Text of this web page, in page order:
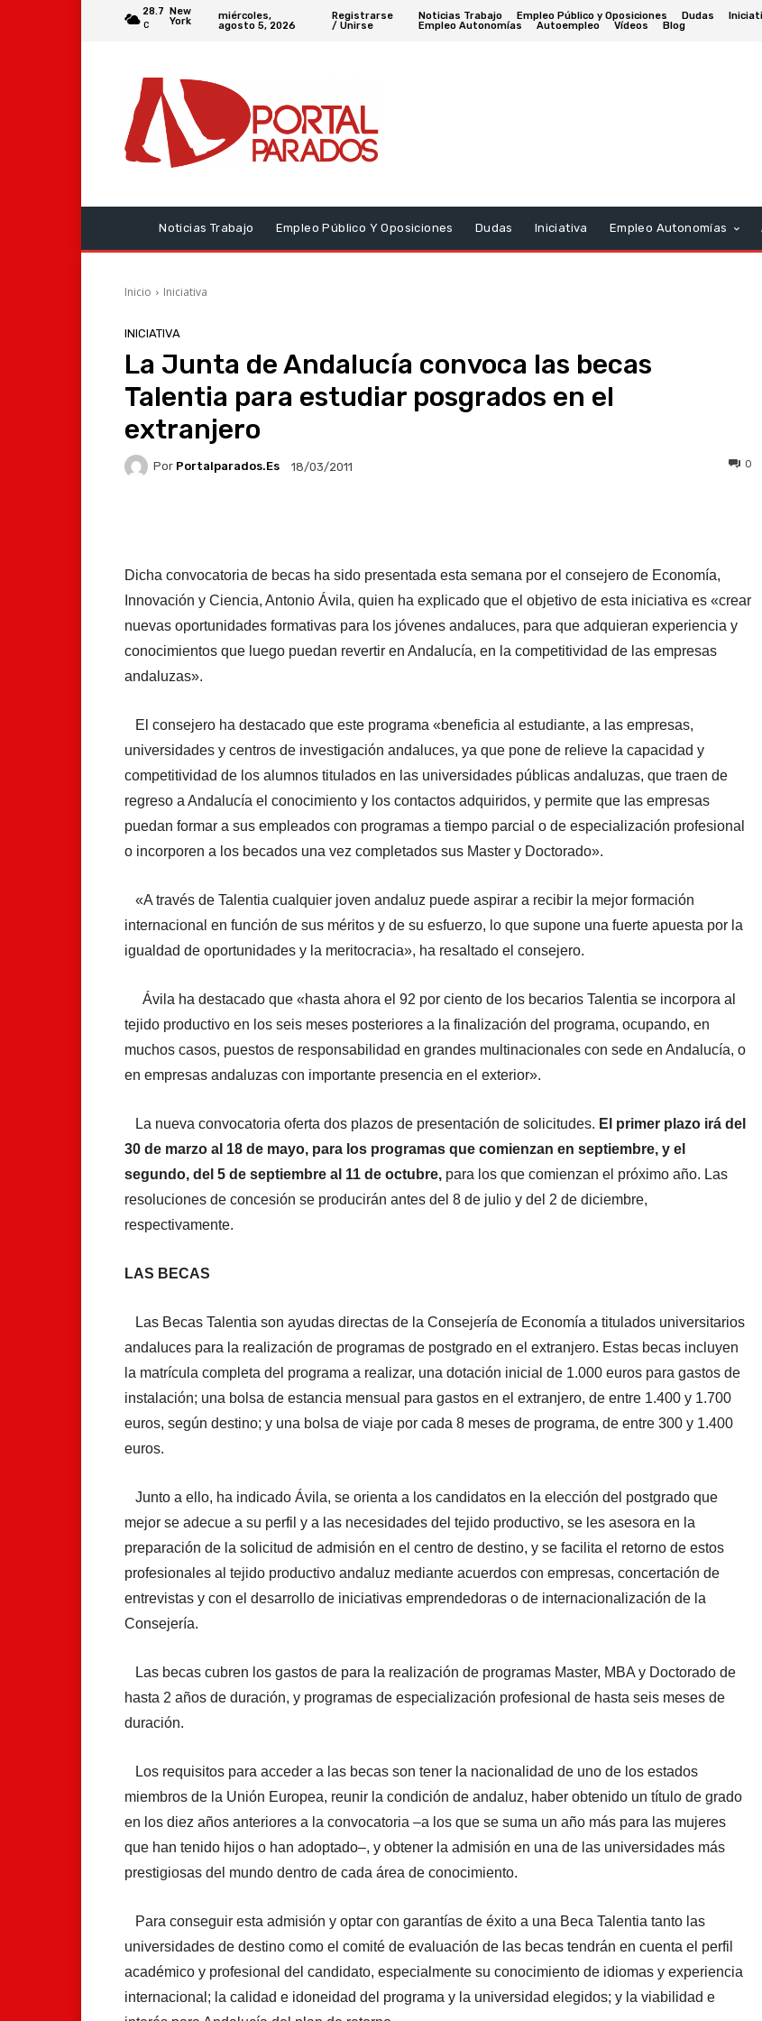
28.7
C
New
York
miércoles,
agosto 5, 2026
Registrarse
/ Unirse
Noticias Trabajo Empleo Público y Oposiciones Dudas
Empleo Autonomías
Autoempleo Vídeos Blog
Noticias Trabajo Empleo Público Y Oposiciones Dudas Iniciativa Empleo Autonomías
Inicio Iniciativa
INICIATIVA
La Junta de Andalucía convoca las becas
Talentia para estudiar posgrados en el
extranjero
Por Portalparados.es 18/03/2011 0
Dicha convocatoria de becas ha sido presentada esta semana por el consejero de Economía,
Innovación y Ciencia, Antonio Ávila, quien ha explicado que el objetivo de esta iniciativa es «crear
nuevas oportunidades formativas para los jóvenes andaluces, para que adquieran experiencia y
conocimientos que luego puedan revertir en Andalucía, en la competitividad de las empresas
andaluzas».
El consejero ha destacado que este programa «beneficia al estudiante, a las empresas,
universidades y centros de investigación andaluces, ya que pone de relieve la capacidad y
competitividad de los alumnos titulados en las universidades públicas andaluzas, que traen de
regreso a Andalucía el conocimiento y los contactos adquiridos, y permite que las empresas
puedan formar a sus empleados con programas a tiempo parcial o de especialización profesional
o incorporen a los becados una vez completados sus Master y Doctorado».
«A través de Talentia cualquier joven andaluz puede aspirar a recibir la mejor formación
internacional en función de sus méritos y de su esfuerzo, lo que supone una fuerte apuesta por la
igualdad de oportunidades y la meritocracia», ha resaltado el consejero.
Ávila ha destacado que «hasta ahora el 92 por ciento de los becarios Talentia se incorpora al
tejido productivo en los seis meses posteriores a la finalización del programa, ocupando, en
muchos casos, puestos de responsabilidad en grandes multinacionales con sede en Andalucía, o
en empresas andaluzas con importante presencia en el exterior».
La nueva convocatoria oferta dos plazos de presentación de solicitudes. El primer plazo irá del
30 de marzo al 18 de mayo, para los programas que comienzan en septiembre, y el
segundo, del 5 de septiembre al 11 de octubre, para los que comienzan el próximo año. Las
resoluciones de concesión se producirán antes del 8 de julio y del 2 de diciembre,
respectivamente.
LAS BECAS
Las Becas Talentia son ayudas directas de la Consejería de Economía a titulados universitarios
andaluces para la realización de programas de postgrado en el extranjero. Estas becas incluyen
la matrícula completa del programa a realizar, una dotación inicial de 1.000 euros para gastos de
instalación; una bolsa de estancia mensual para gastos en el extranjero, de entre 1.400 y 1.700
euros, según destino; y una bolsa de viaje por cada 8 meses de programa, de entre 300 y 1.400
euros.
Junto a ello, ha indicado Ávila, se orienta a los candidatos en la elección del postgrado que
mejor se adecue a su perfil y a las necesidades del tejido productivo, se les asesora en la
preparación de la solicitud de admisión en el centro de destino, y se facilita el retorno de estos
profesionales al tejido productivo andaluz mediante acuerdos con empresas, concertación de
entrevistas y con el desarrollo de iniciativas emprendedoras o de internacionalización de la
Consejería.
Las becas cubren los gastos de para la realización de programas Master, MBA y Doctorado de
hasta 2 años de duración, y programas de especialización profesional de hasta seis meses de
duración.
Los requisitos para acceder a las becas son tener la nacionalidad de uno de los estados
miembros de la Unión Europea, reunir la condición de andaluz, haber obtenido un título de grado
en los diez años anteriores a la convocatoria –a los que se suma un año más para las mujeres
que han tenido hijos o han adoptado–, y obtener la admisión en una de las universidades más
prestigiosas del mundo dentro de cada área de conocimiento.
Para conseguir esta admisión y optar con garantías de éxito a una Beca Talentia tanto las
universidades de destino como el comité de evaluación de las becas tendrán en cuenta el perfil
académico y profesional del candidato, especialmente su conocimiento de idiomas y experiencia
internacional; la calidad e idoneidad del programa y la universidad elegidos; y la viabilidad e